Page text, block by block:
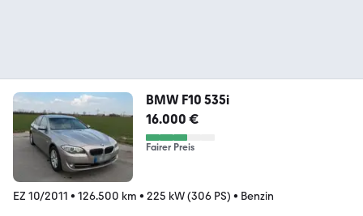
BMW F10 535i
16.000 €
Fairer Preis
EZ 10/2011 • 126.500 km • 225 kW (306 PS) • Benzin